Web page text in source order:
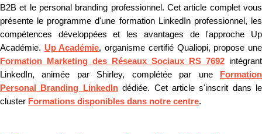
B2B et le personal branding professionnel. Cet article complet vous
présente le programme d'une formation LinkedIn professionnel, les
compétences développées et les avantages de l'approche Up
Académie. Up Académie, organisme certifié Qualiopi, propose une
Formation Marketing des Réseaux Sociaux RS 7692 intégrant
LinkedIn, animée par Shirley, complétée par une
Formation
Personal Branding LinkedIndédiée. Cet article s'inscrit dans le
cluster Formations disponibles dans notre centre.